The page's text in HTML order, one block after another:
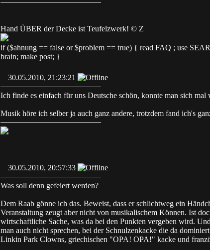
Hand ÜBER der Decke ist Teufelzwerk! © Z
if ($ahnung == false or $problem == true) { read FAQ ; use
brain; make post; }
30.05.2010, 21:23:21
Ich finde es einfach für uns Deutsche schön, konnte man sich mal
Musik höre ich selber ja auch ganz andere, trotzdem fand ich's
30.05.2010, 20:57:33
Was soll denn gefeiert werden?
Dem Raab gönne ich das. Beweist, dass er schlichtweg ein
Veranstaltung zeugt aber nicht von musikalischem Können. Ist
wirtschaftliche Sache, was da bei den Punkten vergeben wird.
man auch nicht sprechen, bei der Schnulzenkacke die da
Linkin Park Clowns, griechischen "OPA! OPA!" kacke und